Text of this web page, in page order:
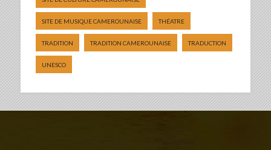
SITE DE MUSIQUE CAMEROUNAISE THÉATRE
TRADITION TRADITION CAMEROUNAISE TRADUCTION
UNESCO